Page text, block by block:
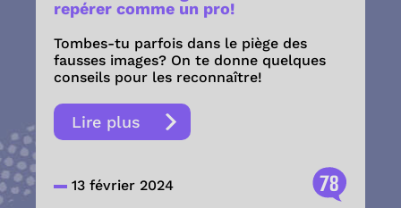
repérer comme un pro!
Tombes-tu parfois dans le piège des
fausses images? On te donne quelques
conseils pour les reconnaître!
Lire plus
13 février 2024 78